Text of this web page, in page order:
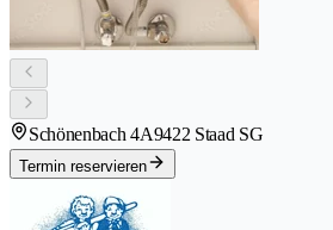
Schönenbach 4A9422 Staad SG
Termin reservieren